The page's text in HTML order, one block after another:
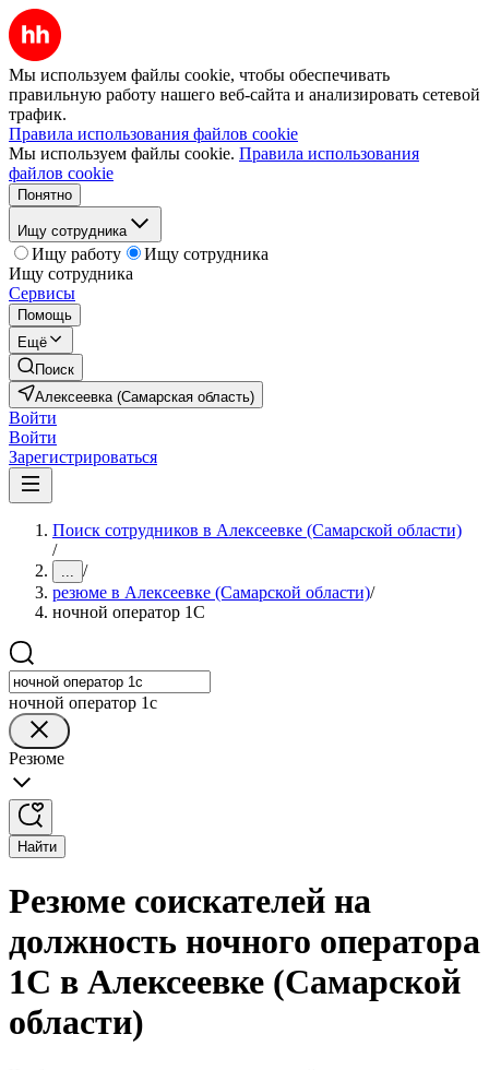
Мы используем файлы cookie, чтобы обеспечивать
правильную работу нашего веб-сайта и анализировать сетевой
трафик.
Правила использования файлов cookie
Мы используем файлы cookie. Правила использования
файлов cookie
Понятно
Ищу сотрудника
Ищу работу
Ищу сотрудника
Ищу сотрудника
Сервисы
Помощь
Ещё
Поиск
Алексеевка (Самарская область)
Войти
Войти
Зарегистрироваться
Поиск сотрудников в Алексеевке (Самарской области)
/
... /
резюме в Алексеевке (Самарской области)/
ночной оператор 1С
ночной оператор 1с
Резюме
Найти
Резюме соискателей на
должность ночного оператора
1С в Алексеевке (Самарской
области)